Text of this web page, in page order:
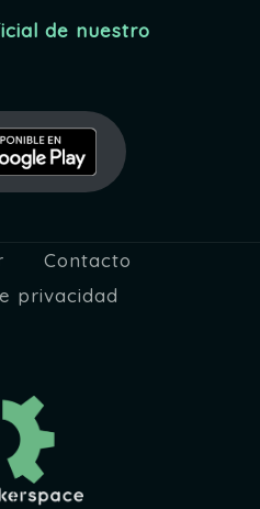
de nuestro
Contacto
privacidad